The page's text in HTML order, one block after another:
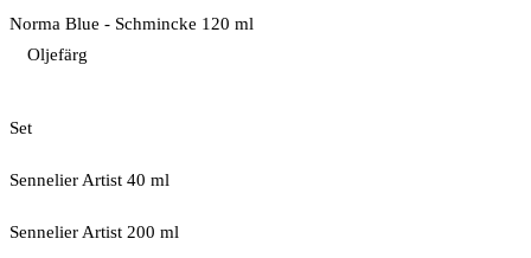
Norma Blue - Schmincke 120 ml
Oljefärg
Set
Sennelier Artist 40 ml
Sennelier Artist 200 ml